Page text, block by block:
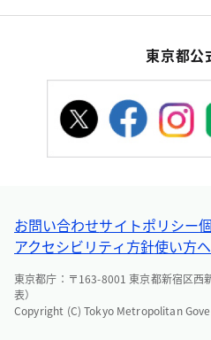
東京都公
お問い合わせサイトポリシー
アクセシビリティ方針使い方
東京都庁：〒163-8001 東京都新宿区
表）
Copyright (C) Tokyo Metropolitan